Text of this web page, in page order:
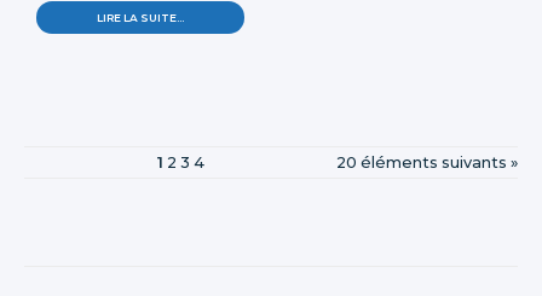
LIRE LA SUITE…
20 éléments suivants »
1 2 3 4